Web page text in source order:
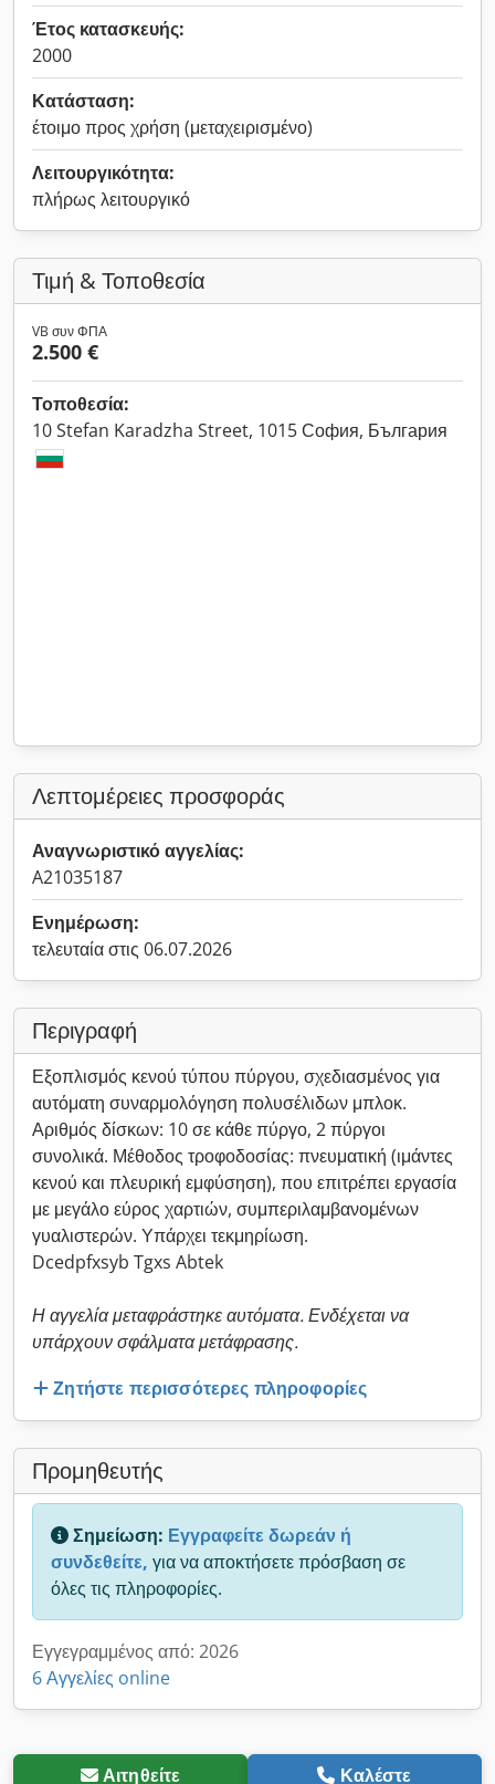
Έτος κατασκευής:
2000
Κατάσταση:
έτοιμο προς χρήση (μεταχειρισμένο)
Λειτουργικότητα:
πλήρως λειτουργικό
Τιμή & Τοποθεσία
VB συν ΦΠΑ
2.500 €
Τοποθεσία:
10 Stefan Karadzha Street, 1015 София, България
Λεπτομέρειες προσφοράς
Αναγνωριστικό αγγελίας:
A21035187
Ενημέρωση:
τελευταία στις 06.07.2026
Περιγραφή
Εξοπλισμός κενού τύπου πύργου, σχεδιασμένος για
αυτόματη συναρμολόγηση πολυσέλιδων μπλοκ.
Αριθμός δίσκων: 10 σε κάθε πύργο, 2 πύργοι
συνολικά. Μέθοδος τροφοδοσίας: πνευματική (ιμάντες
κενού και πλευρική εμφύσηση), που επιτρέπει εργασία
με μεγάλο εύρος χαρτιών, συμπεριλαμβανομένων
γυαλιστερών. Υπάρχει τεκμηρίωση.
Dcedpfxsyb Tgxs Abtek
Η αγγελία μεταφράστηκε αυτόματα. Ενδέχεται να
υπάρχουν σφάλματα μετάφρασης.
Ζητήστε περισσότερες πληροφορίες
Προμηθευτής
Σημείωση: Εγγραφείτε δωρεάν ή
συνδεθείτε, για να αποκτήσετε πρόσβαση σε
όλες τις πληροφορίες.
Εγγεγραμμένος από: 2026
6 Αγγελίες online
Αιτηθείτε Καλέστε